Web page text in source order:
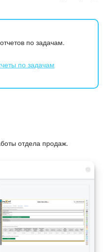
по задачам.
по задачам
отдела продаж.